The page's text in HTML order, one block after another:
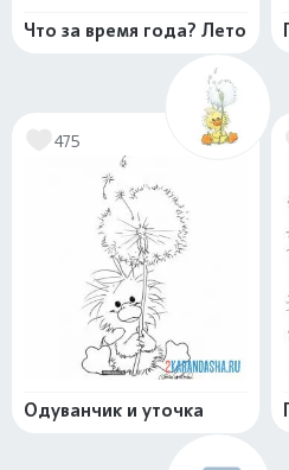
Что за время года? Лето
475
Одуванчик и уточка